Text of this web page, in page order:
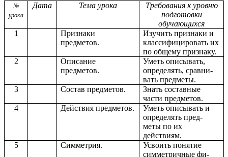
№
урока
Дата Тема урока
Требования к уровню
подготовки
обучающихся
1
Признаки
предметов.
Изучить признаки и
классифицировать их
по общему признаку.
2
Описание
предметов.
Уметь описывать,
определять, сравни-
вать предметы.
3
Состав предметов.
Знать составные
части предметов.
4
Действия предметов.
Уметь описывать и
определять пред-
меты по их
действиям.
5
Симметрия.
Усвоить понятие
симметричные фи-